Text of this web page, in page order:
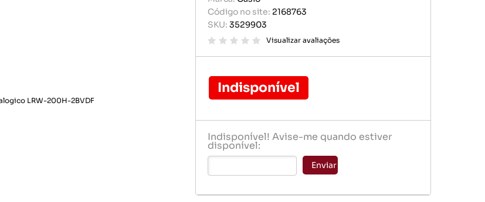
Carregador portátil
Cartão de memória
Pilhas e baterias
Pilhas e baterias
Relogio
Código no site: 2168763
SKU: 3529903
Visualizar avaliações
Indisponível
Indisponível! Avise-me quando estiver
disponível:
Enviar